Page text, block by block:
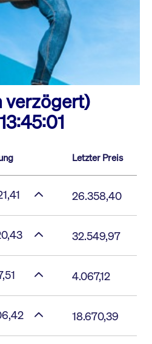
verzögert)
Letzter Preis
26.358,40
32.549,97
4.067,12
18.670,39